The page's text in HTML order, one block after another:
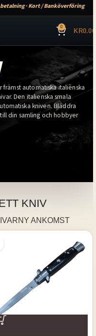
· Kort / Banköverföring
0 KR0.00
automatiska italienska
Den italienska smala
kniven. Bläddra
till din samling och hobbyer
KNIV
NY ANKOMST